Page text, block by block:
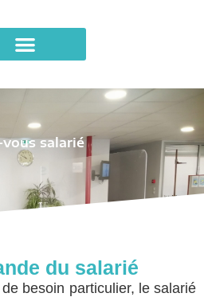
salarié
du salarié
besoin particulier, le salarié